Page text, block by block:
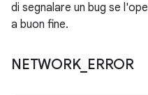
di segnalare un bug se
a buon fine.
NETWORK_ ERROR